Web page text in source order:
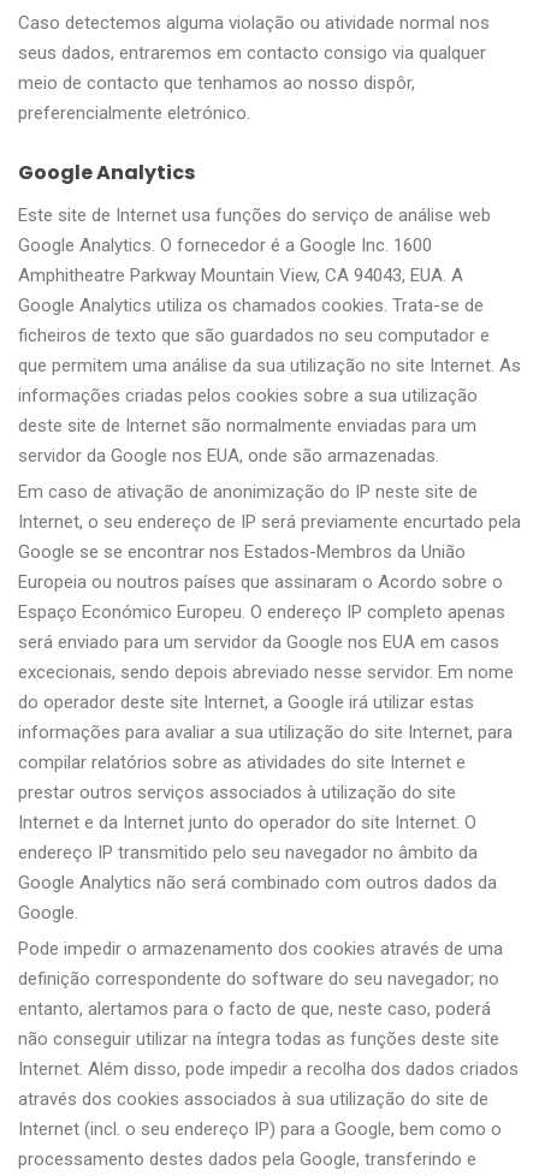
Caso detectemos alguma violação ou atividade normal nos
seus dados, entraremos em contacto consigo via qualquer
meio de contacto que tenhamos ao nosso dispôr,
preferencialmente eletrónico.
Google Analytics
Este site de Internet usa funções do serviço de análise web
Google Analytics. O fornecedor é a Google Inc. 1600
Amphitheatre Parkway Mountain View, CA 94043, EUA. A
Google Analytics utiliza os chamados cookies. Trata-se de
ficheiros de texto que são guardados no seu computador e
que permitem uma análise da sua utilização no site Internet. As
informações criadas pelos cookies sobre a sua utilização
deste site de Internet são normalmente enviadas para um
servidor da Google nos EUA, onde são armazenadas.
Em caso de ativação de anonimização do IP neste site de
Internet, o seu endereço de IP será previamente encurtado pela
Google se se encontrar nos Estados-Membros da União
Europeia ou noutros países que assinaram o Acordo sobre o
Espaço Económico Europeu. O endereço IP completo apenas
será enviado para um servidor da Google nos EUA em casos
excecionais, sendo depois abreviado nesse servidor. Em nome
do operador deste site Internet, a Google irá utilizar estas
informações para avaliar a sua utilização do site Internet, para
compilar relatórios sobre as atividades do site Internet e
prestar outros serviços associados à utilização do site
Internet e da Internet junto do operador do site Internet. O
endereço IP transmitido pelo seu navegador no âmbito da
Google Analytics não será combinado com outros dados da
Google.
Pode impedir o armazenamento dos cookies através de uma
definição correspondente do software do seu navegador; no
entanto, alertamos para o facto de que, neste caso, poderá
não conseguir utilizar na íntegra todas as funções deste site
Internet. Além disso, pode impedir a recolha dos dados criados
através dos cookies associados à sua utilização do site de
Internet (incl. o seu endereço IP) para a Google, bem como o
processamento destes dados pela Google, transferindo e